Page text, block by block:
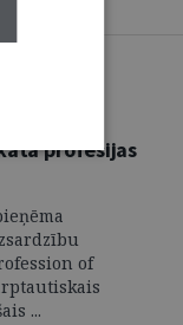
profesijas
of
...